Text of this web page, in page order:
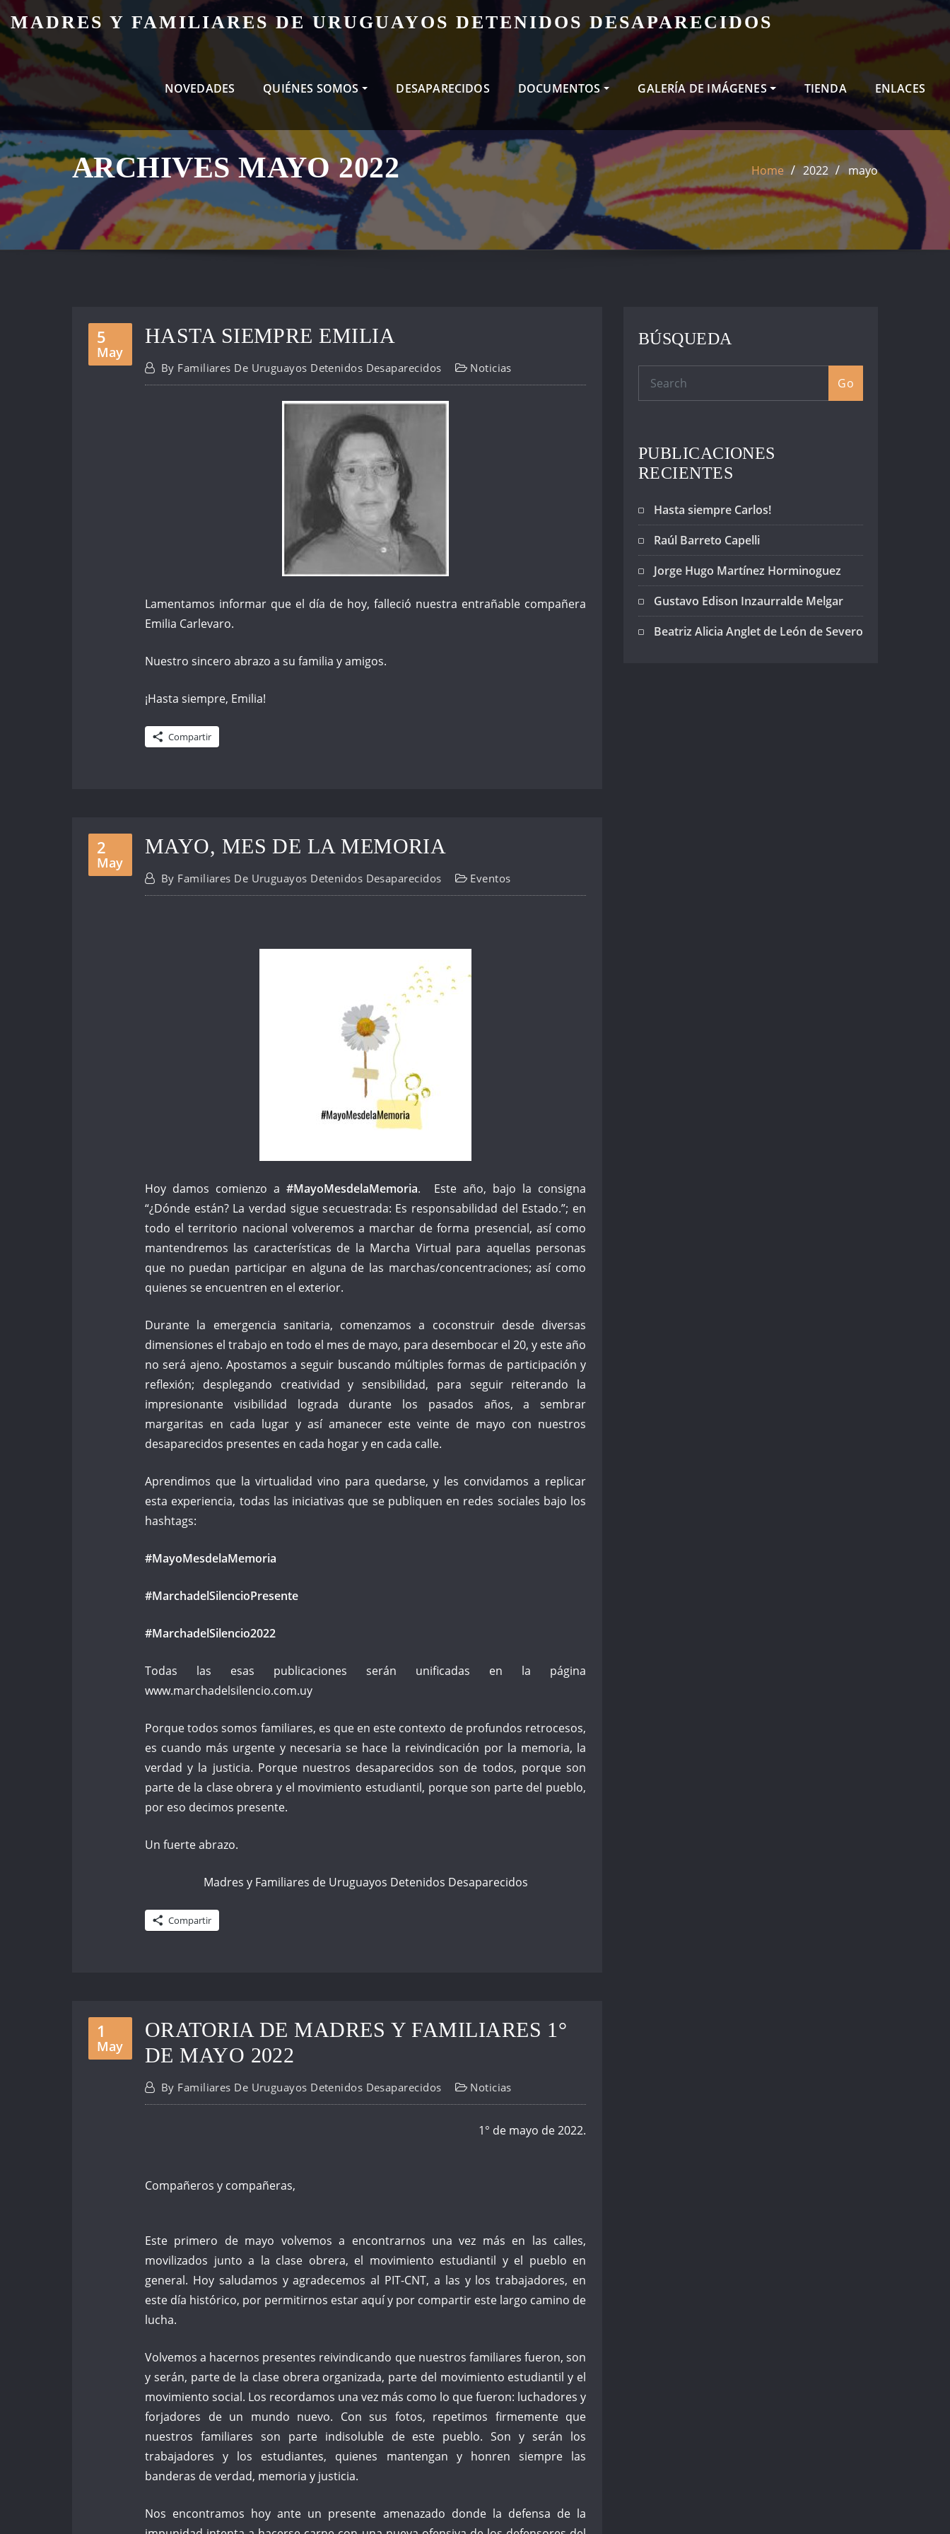
Skip
to
content
MADRES Y FAMILIARES DE URUGUAYOS DETENIDOS DESAPARECIDOS
NOVEDADES QUIÉNES SOMOS DESAPARECIDOS DOCUMENTOS GALERÍA DE IMÁGENES TIENDA ENLACES
ARCHIVES MAYO 2022 Home 2022 mayo
5
May
HASTA SIEMPRE EMILIA
By Familiares De Uruguayos Detenidos Desaparecidos Noticias
Lamentamos informar que el día de hoy, falleció nuestra entrañable compañera
Emilia Carlevaro.
Nuestro sincero abrazo a su familia y amigos.
¡Hasta siempre, Emilia!
Compartir
2
May
MAYO, MES DE LA MEMORIA
By Familiares De Uruguayos Detenidos Desaparecidos Eventos
Hoy damos comienzo a#MayoMesdelaMemoria. Este año, bajo la consigna
“¿Dónde están? La verdad sigue secuestrada: Es responsabilidad del Estado.”; en
todo el territorio nacional volveremos a marchar de forma presencial, así como
mantendremos las características de la Marcha Virtual para aquellas personas
que no puedan participar en alguna de las marchas/concentraciones; así como
quienes se encuentren en el exterior.
Durante la emergencia sanitaria, comenzamos a coconstruir desde diversas
dimensiones el trabajo en todo el mes de mayo, para desembocar el 20, y este año
no será ajeno. Apostamos a seguir buscando múltiples formas de participación y
reflexión; desplegando creatividad y sensibilidad, para seguir reiterando la
impresionante visibilidad lograda durante los pasados años, a sembrar
margaritas en cada lugar y así amanecer este veinte de mayo con nuestros
desaparecidos presentes en cada hogar y en cada calle.
Aprendimos que la virtualidad vino para quedarse, y les convidamos a replicar
esta experiencia, todas las iniciativas que se publiquen en redes sociales bajo los
hashtags:
#MayoMesdelaMemoria
#MarchadelSilencioPresente
#MarchadelSilencio2022
Todas las esas publicaciones serán unificadas en la página
www.marchadelsilencio.com.uy
Porque todos somos familiares, es que en este contexto de profundos retrocesos,
es cuando más urgente y necesaria se hace la reivindicación por la memoria, la
verdad y la justicia. Porque nuestros desaparecidos son de todos, porque son
parte de la clase obrera y el movimiento estudiantil, porque son parte del pueblo,
por eso decimos presente.
Un fuerte abrazo.
Madres y Familiares de Uruguayos Detenidos Desaparecidos
Compartir
1
May
ORATORIA DE MADRES Y FAMILIARES 1°
DE MAYO 2022
By Familiares De Uruguayos Detenidos Desaparecidos Noticias
1° de mayo de 2022.
Compañeros y compañeras,
Este primero de mayo volvemos a encontrarnos una vez más en las calles,
movilizados junto a la clase obrera, el movimiento estudiantil y el pueblo en
general. Hoy saludamos y agradecemos al PIT-CNT, a las y los trabajadores, en
este día histórico, por permitirnos estar aquí y por compartir este largo camino de
lucha.
Volvemos a hacernos presentes reivindicando que nuestros familiares fueron, son
y serán, parte de la clase obrera organizada, parte del movimiento estudiantil y el
movimiento social. Los recordamos una vez más como lo que fueron: luchadores y
forjadores de un mundo nuevo. Con sus fotos, repetimos firmemente que
nuestros familiares son parte indisoluble de este pueblo. Son y serán los
trabajadores y los estudiantes, quienes mantengan y honren siempre las
banderas de verdad, memoria y justicia.
Nos encontramos hoy ante un presente amenazado donde la defensa de la
BÚSQUEDA
Go
PUBLICACIONES
RECIENTES
Hasta siempre Carlos!
Raúl Barreto Capelli
Jorge Hugo Martínez Horminoguez
Gustavo Edison Inzaurralde Melgar
Beatriz Alicia Anglet de León de Severo